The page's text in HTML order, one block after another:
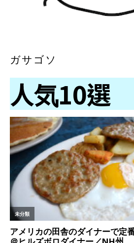
ガサゴソ
人気10選